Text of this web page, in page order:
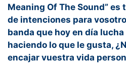
Meaning Of The Sound”
de intenciones para
banda que hoy en día
haciendo lo que le gusta,
encajar vuestra vida